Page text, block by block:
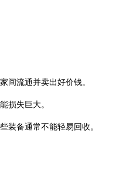
间流通并卖出好价钱。
损失巨大。
装备通常不能轻易回收。